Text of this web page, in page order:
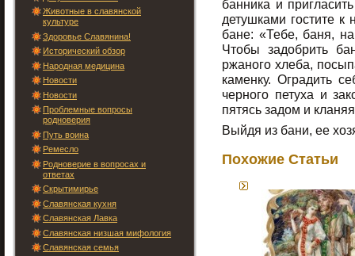
Животные в славянской
культуре
Здоровье Славянина!
Исторический обзор
Народная медицина
Новости
Новости
Проблемные вопросы
родноверия
Путь воина
Ремесло
Родноверие в вопросах и
ответах
Скрытимирье
Славянская кухня
Славянская Лавка
Славянская низшая мифология
Славянская семья
банника и
детушками гостите к
бане: «Тебе, баня,
Чтобы задобрить
ржаного хлеба,
каменку. Оградить
черного петуха и
пятясь задом и
Выйдя из бани, ее
Похожие Статьи